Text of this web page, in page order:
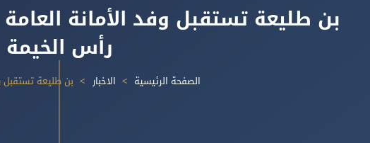
بن طليعة تستقبل وفد الأمانة
رأس الخيمة
الصفحة الرئيسية الاخبار